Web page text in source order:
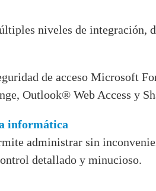
niveles de integración,
de acceso Microsoft
Outlook® Web Access y
informática
administrar sin
detallado y minucioso.